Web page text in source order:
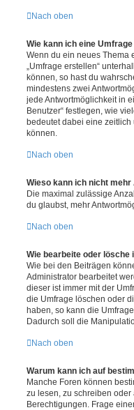
Nach oben
Wie kann ich eine
Wenn du ein neues Thema
„Umfrage erstellen“
können, so hast du
mindestens zwei
jede Antwortmöglichkeit in
Benutzer“ festlegen, wie
bedeutet dabei eine
können.
Nach oben
Wieso kann ich nicht
Die maximal zulässige
du glaubst, mehr
Nach oben
Wie bearbeite oder lösche
Wie bei den Beiträgen
Administrator bearbeitet
dieser ist immer mit der
die Umfrage löschen oder
haben, so kann die
Dadurch soll die
Nach oben
Warum kann ich auf
Manche Foren können
zu lesen, zu schreiben
Berechtigungen. Frage